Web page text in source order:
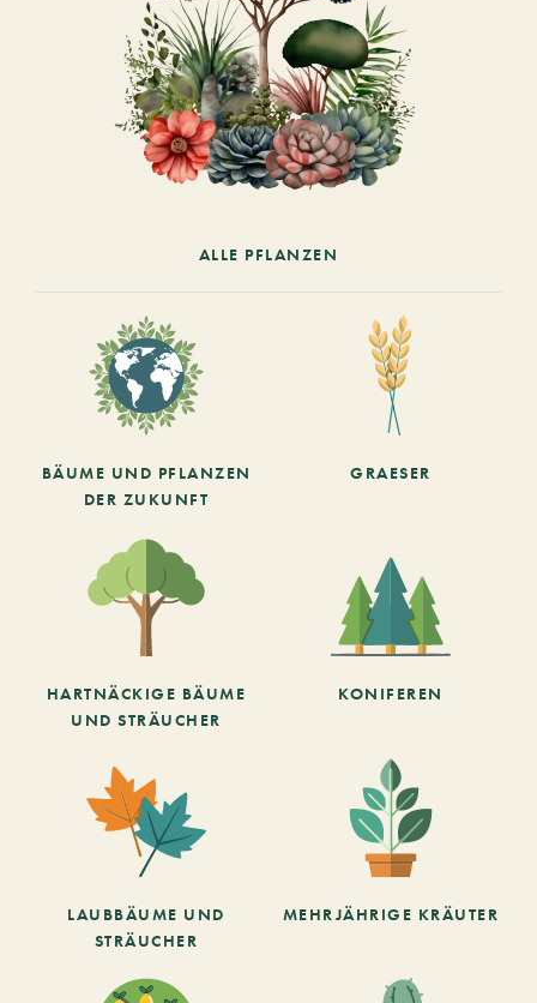
ALLE PFLANZEN
BÄUME UND PFLANZEN
DER ZUKUNFT
GRAESER
HARTNÄCKIGE BÄUME
UND STRÄUCHER
KONIFEREN
LAUBBÄUME UND
STRÄUCHER
MEHRJÄHRIGE KRÄUTER